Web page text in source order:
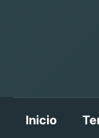
Inicio